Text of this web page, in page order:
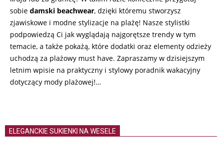
sobie damski beachwear, dzięki któremu stworzysz
zjawiskowe i modne stylizacje na plażę! Nasze stylistki
podpowiedzą Ci jak wyglądają najgorętsze trendy w tym
temacie, a także pokażą, które dodatki oraz elementy odzieży
uchodzą za plażowy must have. Zapraszamy w dzisiejszym
letnim wpisie na praktyczny i stylowy poradnik wakacyjny
dotyczący mody plażowej!…
ELEGANCKIE SUKIENKI NA WESELE